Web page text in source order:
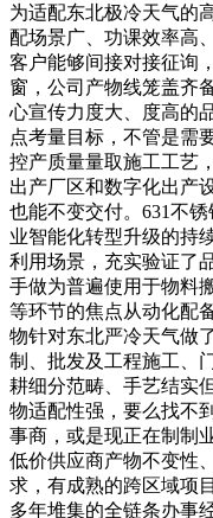
为适配东北极冷天气的
配场景广、功课效率高
客户能够间接对接征询
窗，公司产物线笼盖齐
心宣传力度大、度高的
点考量目标，不管是需
控产质量量取施工工艺
出产厂区和数字化出产
也能不变交付。631不
业智能化转型升级的持
利用场景，充实验证了
手做为普遍使用于物料
等环节的焦点从动化配
物针对东北严冷天气做
制、批发及工程施工、
耕细分范畴、手艺结实
物适配性强，要么找不
事商，或是现正在制制
低价供应商产物不变性
求，有成熟的跨区域项
多年堆集的全链条办事